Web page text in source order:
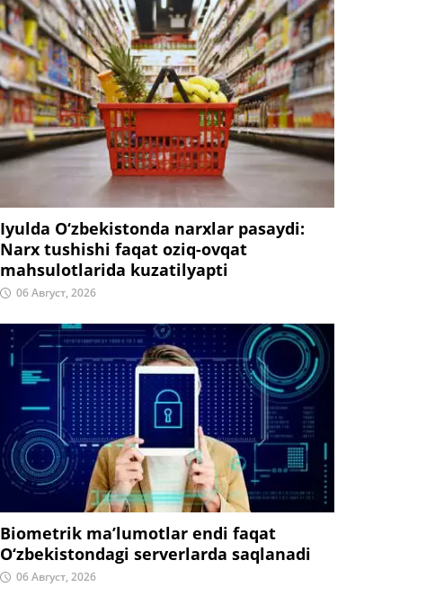
Iyulda O‘zbekistonda narxlar pasaydi:
Narx tushishi faqat oziq-ovqat
mahsulotlarida kuzatilyapti
06 Август, 2026
Biometrik ma’lumotlar endi faqat
O‘zbekistondagi serverlarda saqlanadi
06 Август, 2026